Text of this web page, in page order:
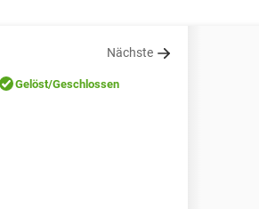
Nächste
Gelöst/Geschlossen